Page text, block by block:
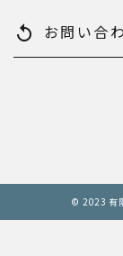
replay お問い合
© 2023 有